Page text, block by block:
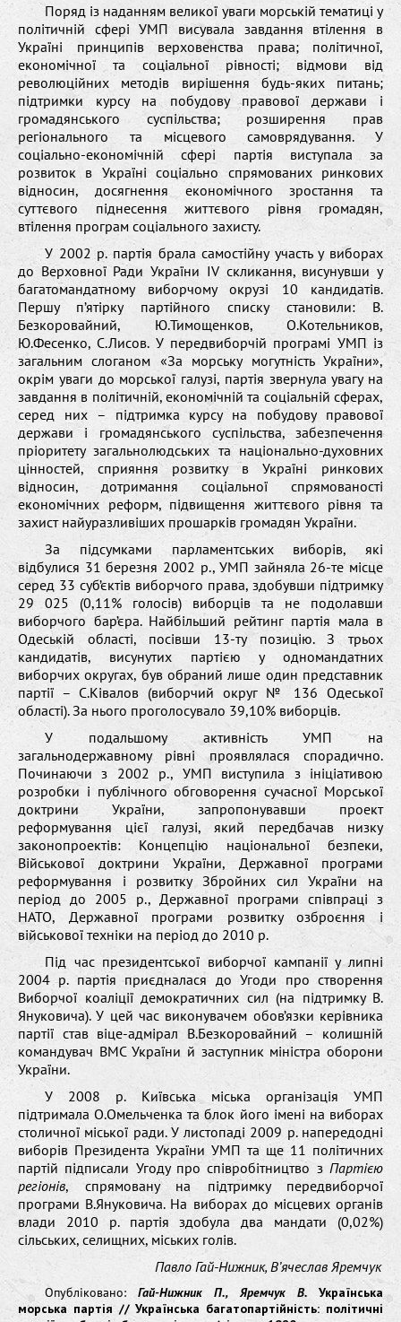
Поряд із наданням великої уваги морській тематиці у
політичній сфері УМП висувала завдання втілення в
Україні принципів верховенства права; політичної,
економічної та соціальної рівності; відмови від
революційних методів вирішення будь-яких питань;
підтримки курсу на побудову правової держави і
громадянського суспільства; розширення прав
регіонального та місцевого самоврядування. У
соціально-економічній сфері партія виступала за
розвиток в Україні соціально спрямованих ринкових
відносин, досягнення економічного зростання та
суттєвого піднесення життєвого рівня громадян,
втілення програм соціального захисту.
У 2002 р. партія брала самостійну участь у виборах
до Верховної Ради України IV скликання, висунувши у
багатомандатному виборчому окрузі 10 кандидатів.
Першу п’ятірку партійного списку становили: В.
Безкоровайний, Ю.Тимощенков, О.Котельников,
Ю.Фесенко, С.Лисов. У передвиборчій програмі УМП із
загальним слоганом «За морську могутність України»,
окрім уваги до морської галузі, партія звернула увагу на
завдання в політичній, економічній та соціальній сферах,
серед них – підтримка курсу на побудову правової
держави і громадянського суспільства, забезпечення
пріоритету загальнолюдських та національно-духовних
цінностей, сприяння розвитку в Україні ринкових
відносин, дотримання соціальної спрямованості
економічних реформ, підвищення життєвого рівня та
захист найуразливіших прошарків громадян України.
За підсумками парламентських виборів, які
відбулися 31 березня 2002 р., УМП зайняла 26-те місце
серед 33 суб’єктів виборчого права, здобувши підтримку
29 025 (0,11% голосів) виборців та не подолавши
виборчого бар’єра. Найбільший рейтинг партія мала в
Одеській області, посівши 13-ту позицію. З трьох
кандидатів, висунутих партією у одномандатних
виборчих округах, був обраний лише один представник
партії – С.Ківалов (виборчий округ № 136 Одеської
області). За нього проголосувало 39,10% виборців.
У подальшому активність УМП на
загальнодержавному рівні проявлялася спорадично.
Починаючи з 2002 р., УМП виступила з ініціативою
розробки і публічного обговорення сучасної Морської
доктрини України, запропонувавши проект
реформування цієї галузі, який передбачав низку
законопроектів: Концепцію національної безпеки,
Військової доктрини України, Державної програми
реформування і розвитку Збройних сил України на
період до 2005 р., Державної програми співпраці з
НАТО, Державної програми розвитку озброєння і
військової техніки на період до 2010 р.
Під час президентської виборчої кампанії у липні
2004 р. партія приєдналася до Угоди про створення
Виборчої коаліції демократичних сил (на підтримку В.
Януковича). У цей час виконувачем обов’язки керівника
партії став віце-адмірал В.Безкоровайний – колишній
командувач ВМС України й заступник міністра оборони
України.
У 2008 р. Київська міська організація УМП
підтримала О.Омельченка та блок його імені на виборах
столичної міської ради. У листопаді 2009 р. напередодні
виборів Президента України УМП та ще 11 політичних
партій підписали Угоду про співробітництво з Партією
регіонів, спрямовану на підтримку передвиборчої
програми В.Януковича. На виборах до місцевих органів
влади 2010 р. партія здобула два мандати (0,02%)
сільських, селищних, міських голів.
Павло Гай-Нижник, В’ячеслав Яремчук
Опубліковано:Гай-Нижник П., Яремчук В.Українська
морська партія // Українська багатопартійність: політичні